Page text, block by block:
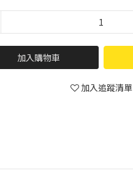
加入購物車
加入追蹤清單